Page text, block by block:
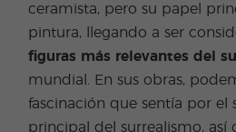
ceramista, pero su papel
pintura, llegando a ser
figuras más relevantes del
mundial. En sus obras,
fascinación que sentía por el
principal del surrealismo,